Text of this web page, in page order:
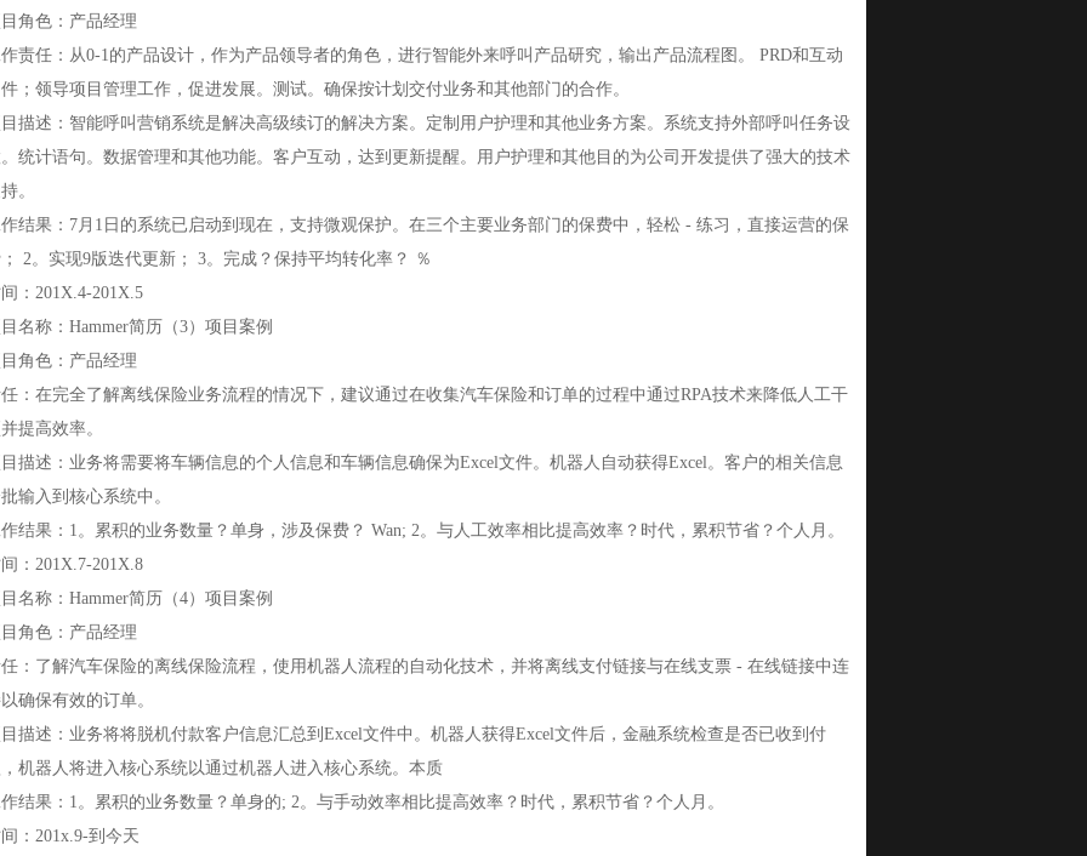
角色：产品经理
责任：从0-1的产品设计，作为产品领导者的角色，进行智能外来呼叫产品研究，输出产品流程图。 PRD和互动
；领导项目管理工作，促进发展。测试。确保按计划交付业务和其他部门的合作。
描述：智能呼叫营销系统是解决高级续订的解决方案。定制用户护理和其他业务方案。系统支持外部呼叫任务设
统计语句。数据管理和其他功能。客户互动，达到更新提醒。用户护理和其他目的为公司开发提供了强大的技术
。
结果：7月1日的系统已启动到现在，支持微观保护。在三个主要业务部门的保费中，轻松 - 练习，直接运营的保
2。实现9版迭代更新； 3。完成？保持平均转化率？ ％
：201X.4-201X.5
名称：Hammer简历（3）项目案例
角色：产品经理
：在完全了解离线保险业务流程的情况下，建议通过在收集汽车保险和订单的过程中通过RPA技术来降低人工干
提高效率。
描述：业务将需要将车辆信息的个人信息和车辆信息确保为Excel文件。机器人自动获得Excel。客户的相关信息
输入到核心系统中。
结果：1。累积的业务数量？单身，涉及保费？ Wan; 2。与人工效率相比提高效率？时代，累积节省？个人月。
：201X.7-201X.8
名称：Hammer简历（4）项目案例
角色：产品经理
：了解汽车保险的离线保险流程，使用机器人流程的自动化技术，并将离线支付链接与在线支票 - 在线链接中连
确保有效的订单。
描述：业务将将脱机付款客户信息汇总到Excel文件中。机器人获得Excel文件后，金融系统检查是否已收到付
机器人将进入核心系统以通过机器人进入核心系统。本质
结果：1。累积的业务数量？单身的; 2。与手动效率相比提高效率？时代，累积节省？个人月。
：201x.9-到今天